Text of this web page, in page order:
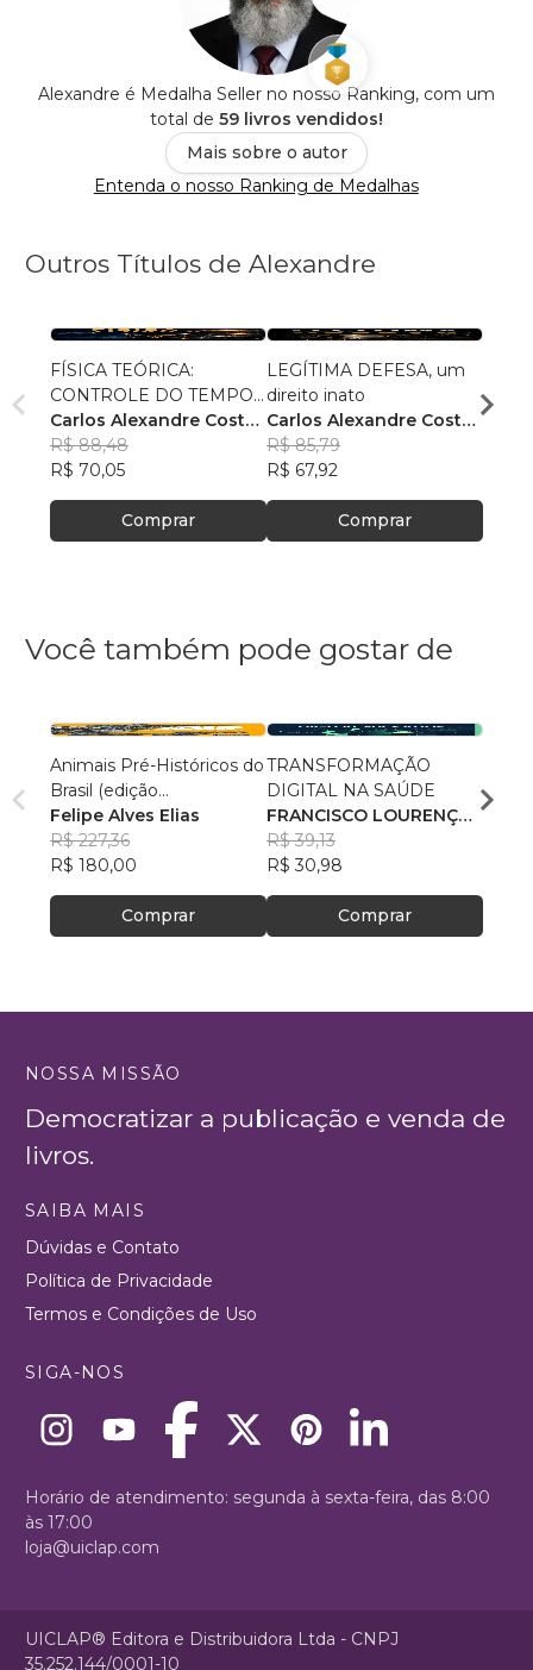
Alexandre é Medalha Seller no nosso Ranking, com um
total de 59 livros vendidos!
Mais sobre o autor
Entenda o nosso Ranking de Medalhas
Outros Títulos de Alexandre
FÍSICA TEÓRICA:
CONTROLE DO TEMPO
PELA INTERVENÇÃO NA
MATÉRIA
Carlos Alexandre Costa
Leite
R$ 88,48
R$ 70,05
Comprar
LEGÍTIMA DEFESA, um
direito inato
Carlos Alexandre Costa
Leite
R$ 85,79
R$ 67,92
Comprar
Você também pode gostar de
Animais Pré-Históricos do
Brasil (edição
comum/brochura)
Felipe Alves Elias
R$ 227,36
R$ 180,00
Comprar
TRANSFORMAÇÃO
DIGITAL NA SAÚDE
FRANCISCO LOURENÇO
DUARTE ARCE JUNIOR
R$ 39,13
R$ 30,98
Comprar
NOSSA MISSÃO
Democratizar a publicação e venda de
livros.
SAIBA MAIS
Dúvidas e Contato
Política de Privacidade
Termos e Condições de Uso
SIGA-NOS
Horário de atendimento: segunda à sexta-feira, das 8:00
às 17:00
loja@uiclap.com
UICLAP® Editora e Distribuidora Ltda - CNPJ
35.252.144/0001-10